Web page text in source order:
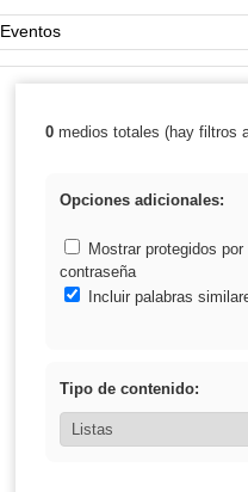
Palabra o frase:
Resultados de:
0medios totales (hay filtros
Opciones adicionales:
Mostrar protegidos por
contraseña
Incluir palabras
Tipo de contenido: